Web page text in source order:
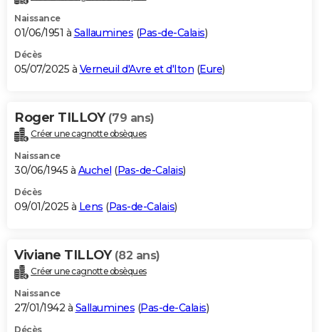
Naissance
01/06/1951 à Sallaumines (Pas-de-Calais)
Décès
05/07/2025 à Verneuil d'Avre et d'Iton (Eure)
Roger TILLOY (79 ans)
Créer une cagnotte obsèques
Naissance
30/06/1945 à Auchel (Pas-de-Calais)
Décès
09/01/2025 à Lens (Pas-de-Calais)
Viviane TILLOY (82 ans)
Créer une cagnotte obsèques
Naissance
27/01/1942 à Sallaumines (Pas-de-Calais)
Décès